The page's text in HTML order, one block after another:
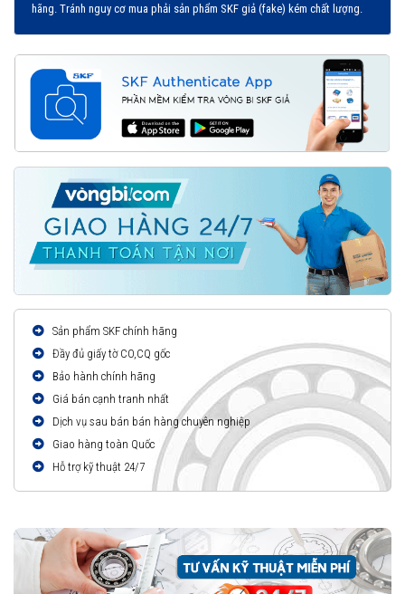
hãng. Tránh nguy cơ mua phải sản phẩm SKF giả (fake) kém chất lượng.
Sản phẩm SKF chính hãng
Đầy đủ giấy tờ CO,CQ gốc
Bảo hành chính hãng
Giá bán cạnh tranh nhất
Dịch vụ sau bán bán hàng chuyên nghiệp
Giao hàng toàn Quốc
Hỗ trợ kỹ thuật 24/7